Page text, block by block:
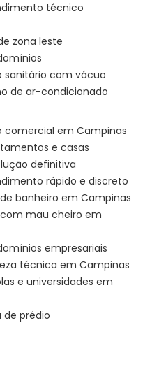
técnico
zona leste
sanitário com vácuo
de ar-condicionado
comercial em Campinas
e casas
definitiva
rápido e discreto
banheiro em Campinas
mau cheiro em
empresariais
técnica em Campinas
e universidades em
de prédio